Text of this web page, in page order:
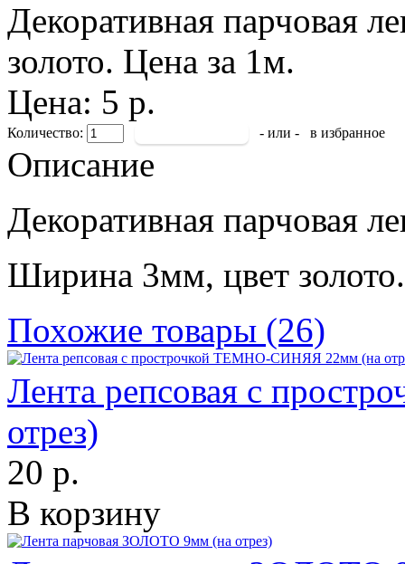
Декоративная парчовая
золото. Цена за 1м.
Цена: 5 р.
Количество: - или - в избранное
Описание
Декоративная парчовая
Ширина 3мм, цвет
Похожие товары (26)
Лента репсовая с
отрез)
20 р.
В корзину